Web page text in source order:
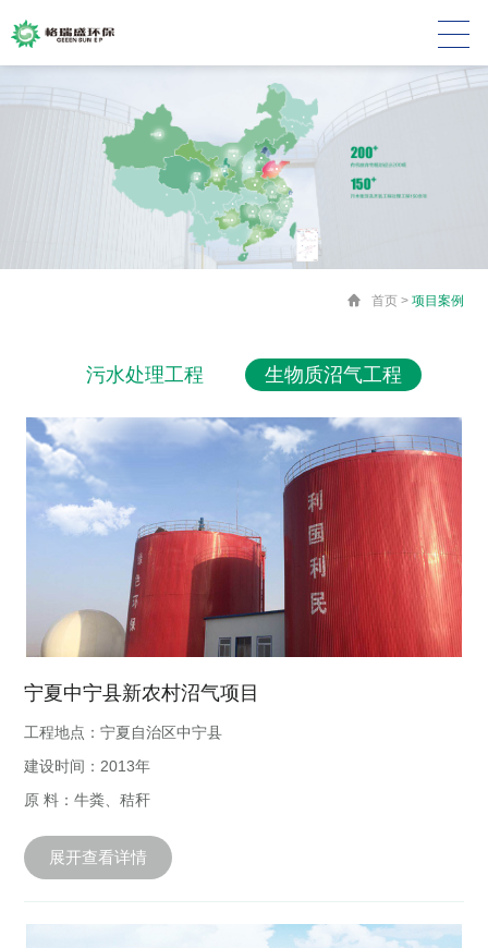
首页> 项目案例
污水处理工程 生物质沼气工程
宁夏中宁县新农村沼气项目
工程地点：宁夏自治区中宁县
建设时间：2013年
原 料：牛粪、秸秆
展开查看详情